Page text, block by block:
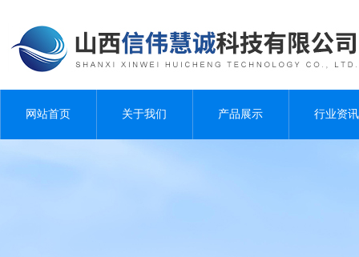
网站首页 关于我们 产品展示 行业资讯